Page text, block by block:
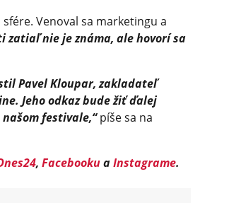
Venoval sa marketingu a
zatiaľ nie je známa, ale hovorí sa
Pavel Kloupar, zakladateľ
Jeho odkaz bude žiť ďalej
festivale,“píše sa na
, FacebookuaInstagrame.